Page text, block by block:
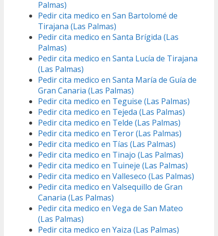
Palmas)
Pedir cita medico en San Bartolomé de
Tirajana (Las Palmas)
Pedir cita medico en Santa Brígida (Las
Palmas)
Pedir cita medico en Santa Lucía de Tirajana
(Las Palmas)
Pedir cita medico en Santa María de Guía de
Gran Canaria (Las Palmas)
Pedir cita medico en Teguise (Las Palmas)
Pedir cita medico en Tejeda (Las Palmas)
Pedir cita medico en Telde (Las Palmas)
Pedir cita medico en Teror (Las Palmas)
Pedir cita medico en Tías (Las Palmas)
Pedir cita medico en Tinajo (Las Palmas)
Pedir cita medico en Tuineje (Las Palmas)
Pedir cita medico en Valleseco (Las Palmas)
Pedir cita medico en Valsequillo de Gran
Canaria (Las Palmas)
Pedir cita medico en Vega de San Mateo
(Las Palmas)
Pedir cita medico en Yaiza (Las Palmas)